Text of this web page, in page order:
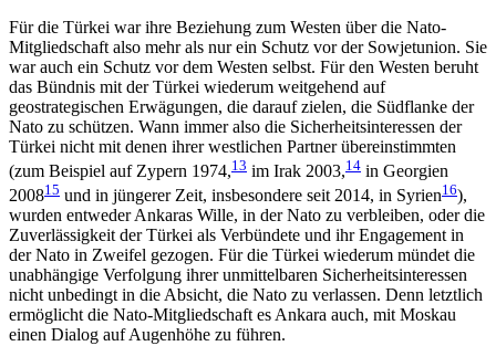
Für die Türkei war ihre Beziehung zum Westen über die Nato-
Mitgliedschaft also mehr als nur ein Schutz vor der Sowjetunion. Sie
war auch ein Schutz vor dem Westen selbst. Für den Westen beruht
das Bündnis mit der Türkei wiederum weitgehend auf
geostrategischen Erwägungen, die darauf zielen, die Südflanke der
Nato zu schützen. Wann immer also die Sicherheitsinteressen der
Türkei nicht mit denen ihrer westlichen Partner übereinstimmten
(zum Bei­spiel auf Zypern 1974,13 im Irak 2003,14 in Georgien
200815 und in jüngerer Zeit, insbesondere seit 2014, in Syrien16),
wurden entweder Ankaras Wille, in der Nato zu verbleiben, oder die
Zuverlässigkeit der Tür­kei als Verbündete und ihr Engagement in
der Nato in Zweifel gezogen. Für die Türkei wiederum mündet die
unabhängige Verfolgung ihrer unmittelbaren Sicherheitsinteressen
nicht unbedingt in die Absicht, die Nato zu verlassen. Denn letztlich
ermöglicht die Nato-Mitgliedschaft es Ankara auch, mit Moskau
einen Dialog auf Augenhöhe zu führen.